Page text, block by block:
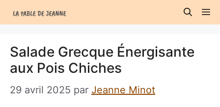
au
Salade Grecque Énergisante
aux Pois Chiches
29 avril 2025 par Jeanne Minot